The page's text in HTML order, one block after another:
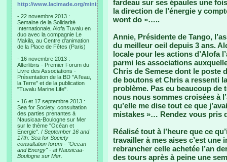
http://www.lacimade.org/minisites/migrantscene
- 22 novembre 2013 :
Semaine de la Solidarité
Internationale, Alofa Tuvalu en
duo avec la compagnie Le
Makila, au Centre d'animation
de la Place de Fêtes (Paris)
- 16 novembre 2013 :
Alterlibris - Premier Forum du
Livre des Associations -
Présentation de la BD "A l'eau,
la Terre" et de la publication
"Tuvalu Marine Life".
- 16 et 17 septembre 2013 :
Sea for Society, consultation
des parties prenantes à
Nausicaa-Boulogne sur Mer
sur le thème "Océan et
Energie". / September 16 and
17th: Sea for Society
consultation forum - "Ocean
and Energy" - at Nausicaa-
Boulogne sur Mer.
fardeau sur ses épaules une
la direction de l’énergie y
wont do »…..
Annie, Présidente de Tango,
du meilleur oeil depuis 3 ans.
locale pour les actions d’Alofa
parmi les associations
Chris de Semese dont le poste
de boutons et Chris a ressenti
problème. Pas eu beaucoup de
nous nous sommes croisées à
qu’elle me dise tout ce que
mistakes »… Rendez vous pris
Réalisé tout à l’heure que ce
travailler à mes aises c’est une
rebrancher celle achetée l’an
des tours après à peine une